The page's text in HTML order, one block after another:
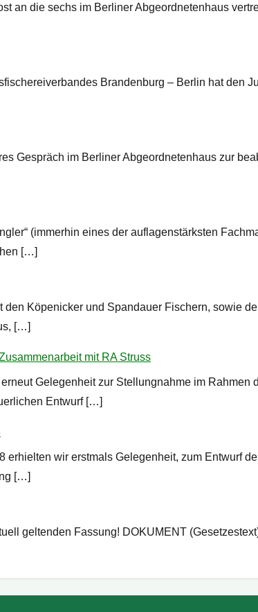
an die sechs im Berliner Abgeordnetenhaus
Brandenburg – Berlin hat den
Gespräch im Berliner Abgeordnetenhaus zur
(immerhin eines der auflagenstärksten
[…]
Köpenicker und Spandauer Fischern, sowie
[…]
mit RA Struss
Gelegenheit zur Stellungnahme im
Entwurf […]
erhielten wir erstmals Gelegenheit, zum Entwurf
[…]
geltenden Fassung! DOKUMENT